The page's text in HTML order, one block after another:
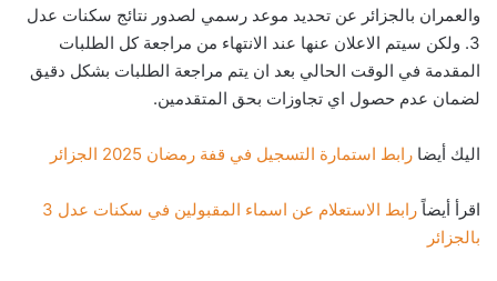
والعمران بالجزائر عن تحديد موعد رسمي لصدور نتائج سكنات عدل
3. ولكن سيتم الاعلان عنها عند الانتهاء من مراجعة كل الطلبات
المقدمة في الوقت الحالي بعد ان يتم مراجعة الطلبات بشكل دقيق
لضمان عدم حصول اي تجاوزات بحق المتقدمين.
اليك أيضا رابط استمارة التسجيل في قفة رمضان 2025 الجزائر
اقرأ أيضاً
رابط الاستعلام عن اسماء المقبولين في سكنات عدل 3
بالجزائر